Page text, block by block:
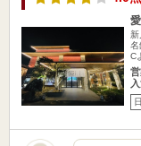
新
名
C